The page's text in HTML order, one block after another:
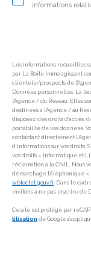
informations
Les informations recueillies
par La Boite Immo agissant
clientèle/prospects de
Données personnelles. La
l'Agence / du Réseau. Elles
destinées à l'Agence / au
disposez des droits d’accès,
portabilité de vos données.
contactant directement
d’informations sur vos droits.
vos droits « Informatique et
réclamation à la CNIL. Nous
démarchage téléphonique «
w.bloctel.gouv.fr. Dans le
invitons à ne pas inscrire de
Ce site est protégé par
tilisation de Google